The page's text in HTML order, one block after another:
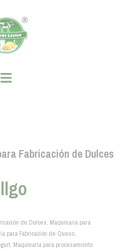
Fabricación de Dulces
de Dulces, Maquinaria para
para Fabricación de Queso,
, Maquinaria para procesamisnto